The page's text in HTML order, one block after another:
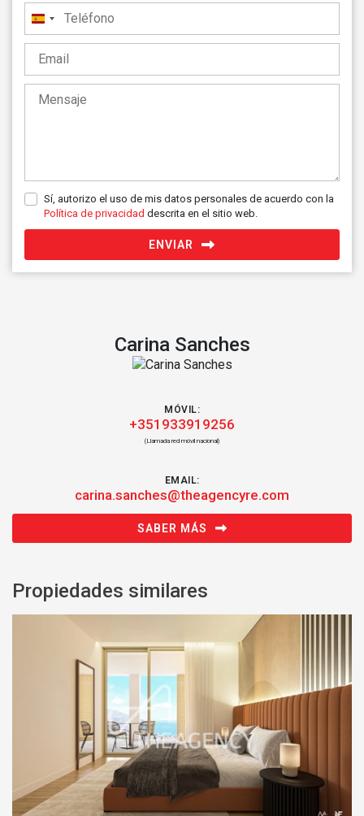
España
+34
Sí, autorizo el uso de mis datos personales de acuerdo con la
Política de privacidad descrita en el sitio web.
ENVIAR
Carina Sanches
MÓVIL:
+351933919256
(Llamada red móvil nacional)
EMAIL:
carina.sanches@theagencyre.com
SABER MÁS
Propiedades similares